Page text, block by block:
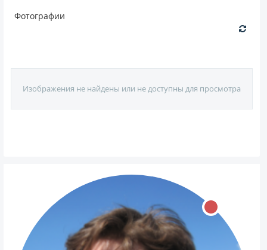
Фотографии
Изображения не найдены или не доступны для просмотра